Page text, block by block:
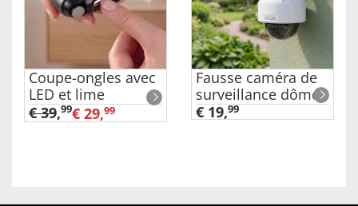
Coupe-ongles avec
LED et lime
€ 39,99€ 29,99
Fausse caméra de
surveillance dôme
€ 19,99